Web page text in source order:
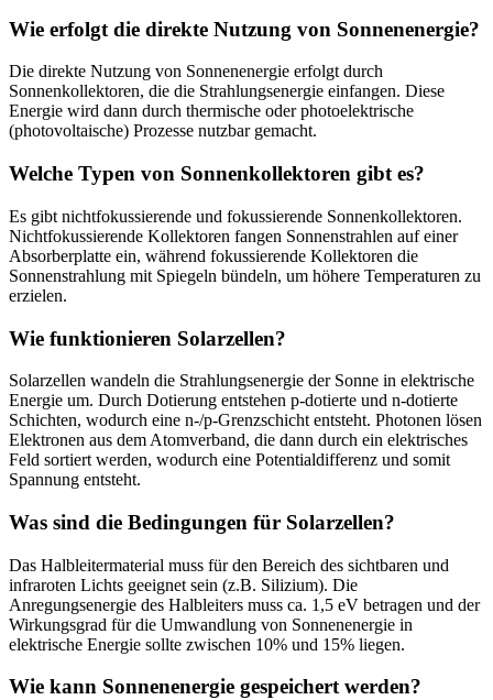
Wie erfolgt die direkte Nutzung von Sonnenenergie?
Die direkte Nutzung von Sonnenenergie erfolgt durch
Sonnenkollektoren, die die Strahlungsenergie einfangen. Diese
Energie wird dann durch thermische oder photoelektrische
(photovoltaische) Prozesse nutzbar gemacht.
Welche Typen von Sonnenkollektoren gibt es?
Es gibt nichtfokussierende und fokussierende Sonnenkollektoren.
Nichtfokussierende Kollektoren fangen Sonnenstrahlen auf einer
Absorberplatte ein, während fokussierende Kollektoren die
Sonnenstrahlung mit Spiegeln bündeln, um höhere Temperaturen zu
erzielen.
Wie funktionieren Solarzellen?
Solarzellen wandeln die Strahlungsenergie der Sonne in elektrische
Energie um. Durch Dotierung entstehen p-dotierte und n-dotierte
Schichten, wodurch eine n-/p-Grenzschicht entsteht. Photonen lösen
Elektronen aus dem Atomverband, die dann durch ein elektrisches
Feld sortiert werden, wodurch eine Potentialdifferenz und somit
Spannung entsteht.
Was sind die Bedingungen für Solarzellen?
Das Halbleitermaterial muss für den Bereich des sichtbaren und
infraroten Lichts geeignet sein (z.B. Silizium). Die
Anregungsenergie des Halbleiters muss ca. 1,5 eV betragen und der
Wirkungsgrad für die Umwandlung von Sonnenenergie in
elektrische Energie sollte zwischen 10% und 15% liegen.
Wie kann Sonnenenergie gespeichert werden?